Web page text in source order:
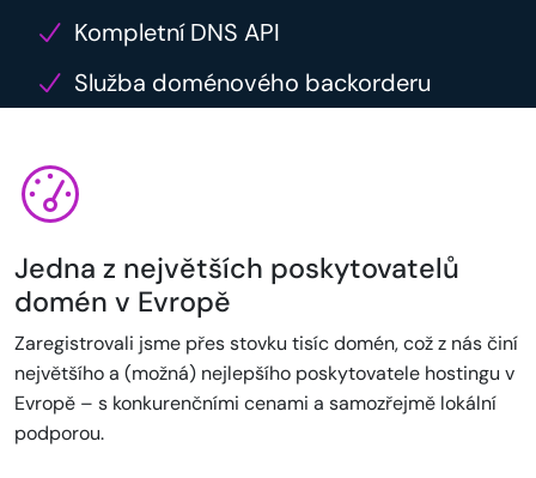
Kompletní DNS API
Služba doménového backorderu
Jedna z největších poskytovatelů
domén v Evropě
Zaregistrovali jsme přes stovku tisíc domén, což z nás činí
největšího a (možná) nejlepšího poskytovatele hostingu v
Evropě – s konkurenčními cenami a samozřejmě lokální
podporou.